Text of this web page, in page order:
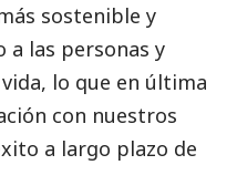
sostenible y
las personas y
lo que en última
con nuestros
a largo plazo de